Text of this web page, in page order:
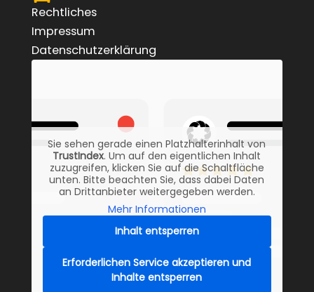
Rechtliches
Impressum
Datenschutzerklärung
Sie sehen gerade einen Platzhalterinhalt von
TrustIndex. Um auf den eigentlichen Inhalt
zuzugreifen, klicken Sie auf die Schaltfläche
unten. Bitte beachten Sie, dass dabei Daten
an Drittanbieter weitergegeben werden.
Mehr Informationen
Inhalt entsperren
Erforderlichen Service akzeptieren und
Inhalte entsperren